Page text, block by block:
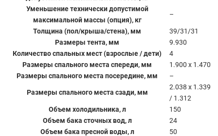
Уменьшение технически допустимой
максимальной массы (опция), кг
–
Толщина (пол/крыша/стена), мм
39/31/31
Размеры тента, мм
9.930
Количество спальных мест (взрослые / дети)
4
Размеры спального места спереди, мм
1.900 x 1.470
Размеры спального места посередине, мм
–
Размеры спального места сзади, мм
2.038 x 1.339
/ 1.312
Объем холодильника, л
150
Объем бака сточных вод, л
24
Объем бака пресной воды, л
50